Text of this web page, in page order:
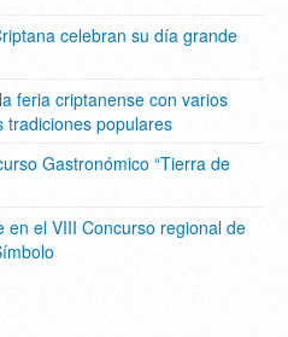
celebran su día grande
feria criptanense con varios
tradiciones populares
Gastronómico “Tierra de
en el VIII Concurso regional de